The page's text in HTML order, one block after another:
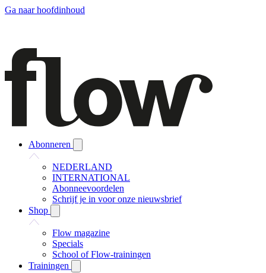
Ga naar hoofdinhoud
Abonneren
NEDERLAND
INTERNATIONAL
Abonneevoordelen
Schrijf je in voor onze nieuwsbrief
Shop
Flow magazine
Specials
School of Flow-trainingen
Trainingen